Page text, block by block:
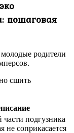
пошаговая
родители
сшить
подгузника
не соприкасается